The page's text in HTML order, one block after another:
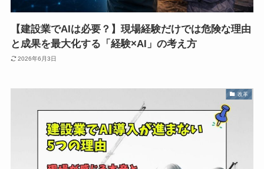
【建設業でAIは必要？】現場経験だけでは危険な理由
と成果を最大化する「経験×AI」の考え方
2026年6月3日
改革